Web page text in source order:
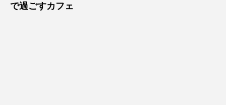
で過ごすカフェ